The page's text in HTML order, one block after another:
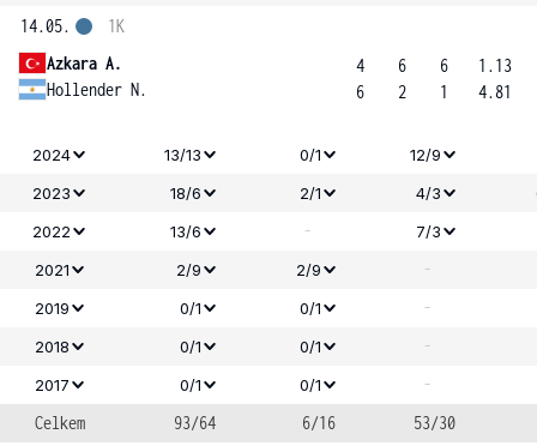
14.05.
Azkara A.
Hollender N.
1K
4
6
6
2
6
1
1.13
4.81
2024 13/13 0/1
12/9
2023
18/6 2/1 4/3
2022
13/6 -
7/3
2021
2/9 2/9 -
2019 0/1 0/1 -
2018 0/1 0/1 -
2017 0/1 0/1
-
Celkem
93/64 6/16 53/30